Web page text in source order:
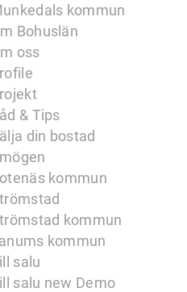
kommun
Bohuslän
oss
& Tips
din bostad
kommun
kommun
kommun
salu
salu new Demo